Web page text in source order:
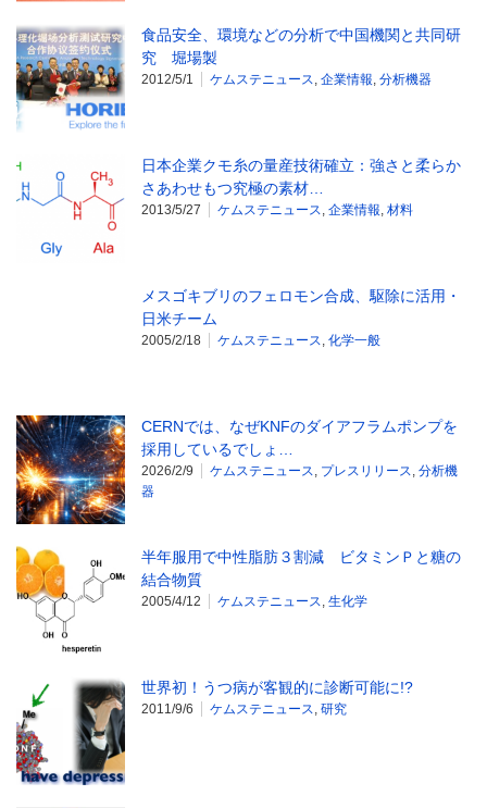
食品安全、環境などの分析で中国機関と共同研
究 堀場製
2012/5/1 ケムステニュース, 企業情報, 分析機器
日本企業クモ糸の量産技術確立：強さと柔らか
さあわせもつ究極の素材…
2013/5/27 ケムステニュース, 企業情報, 材料
メスゴキブリのフェロモン合成、駆除に活用・
日米チーム
2005/2/18 ケムステニュース, 化学一般
CERNでは、なぜKNFのダイアフラムポンプを
採用しているでしょ…
2026/2/9 ケムステニュース, プレスリリース, 分析機
器
半年服用で中性脂肪３割減 ビタミンＰと糖の
結合物質
2005/4/12 ケムステニュース, 生化学
世界初！うつ病が客観的に診断可能に!?
2011/9/6 ケムステニュース, 研究